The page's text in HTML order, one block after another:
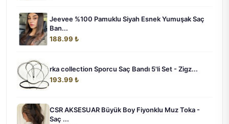
Jeevee %100 Pamuklu Siyah Esnek Yumuşak Saç
Ban...
188.99 ₺
rka collection Sporcu Saç Bandı 5'li Set - Zigz...
193.99 ₺
CSR AKSESUAR Büyük Boy Fiyonklu Muz Toka -
Saç ...